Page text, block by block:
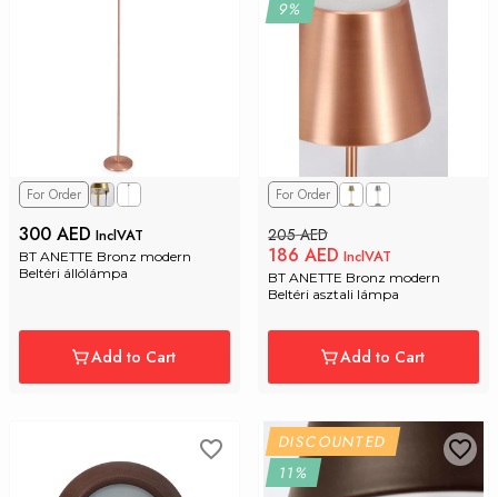
For Order
300 AED InclVAT
BT ANETTE Bronz modern
Beltéri állólámpa
Add to Cart
9%
For Order
205 AED
186 AED InclVAT
BT ANETTE Bronz modern
Beltéri asztali lámpa
Add to Cart
DISCOUNTED
11%